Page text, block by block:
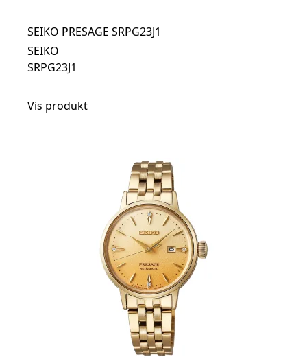
SEIKO PRESAGE SRPG23J1
SEIKO
SRPG23J1
Vis produkt